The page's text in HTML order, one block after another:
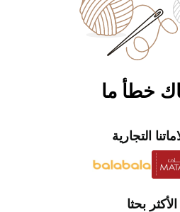
خطأ ما
التجارية
الأكثر بحثا